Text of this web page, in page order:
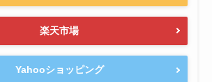
楽天市場
Yahooショッピング